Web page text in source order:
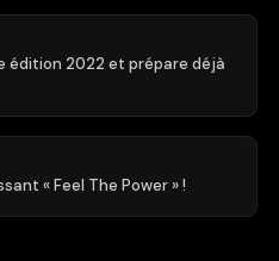
édition 2022 et prépare déjà
« Feel The Power » !